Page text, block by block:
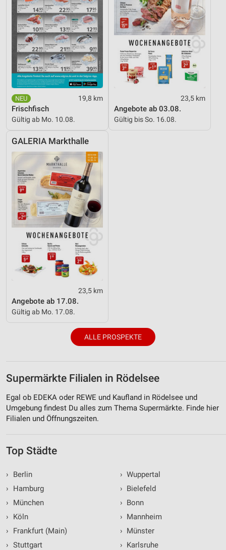
19,8 km
Frischfisch
Gültig ab Mo. 10.08.
23,5 km
Angebote ab 03.08.
Gültig bis So. 16.08.
GALERIA Markthalle
23,5 km
Angebote ab 17.08.
Gültig ab Mo. 17.08.
ALLE PROSPEKTE
Supermärkte Filialen in Rödelsee
Egal ob EDEKA oder REWE und Kaufland in Rödelsee und
Umgebung findest Du alles zum Thema Supermärkte. Finde hier
Filialen und Öffnungszeiten.
Top Städte
›
Berlin
›
Hamburg
›
München
›
Köln
›
Frankfurt (Main)
› Stuttgart
› Wuppertal
› Bielefeld
› Bonn
› Mannheim
› Münster
› Karlsruhe